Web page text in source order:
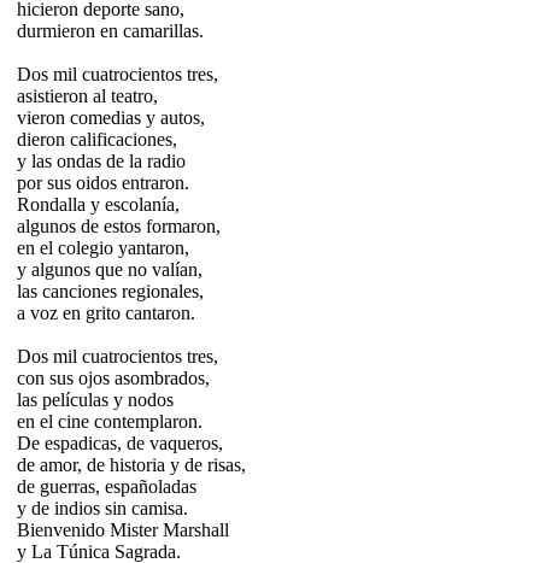
hicieron deporte sano,
durmieron en camarillas.
Dos mil cuatrocientos tres,
asistieron al teatro,
vieron comedias y autos,
dieron calificaciones,
y las ondas de la radio
por sus oidos entraron.
Rondalla y escolanía,
algunos de estos formaron,
en el colegio yantaron,
y algunos que no valían,
las canciones regionales,
a voz en grito cantaron.
Dos mil cuatrocientos tres,
con sus ojos asombrados,
las películas y nodos
en el cine contemplaron.
De espadicas, de vaqueros,
de amor, de historia y de risas,
de guerras, españoladas
y de indios sin camisa.
Bienvenido Mister Marshall
y La Túnica Sagrada.